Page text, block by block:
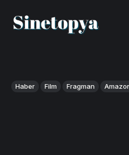
Haber Film Fragman